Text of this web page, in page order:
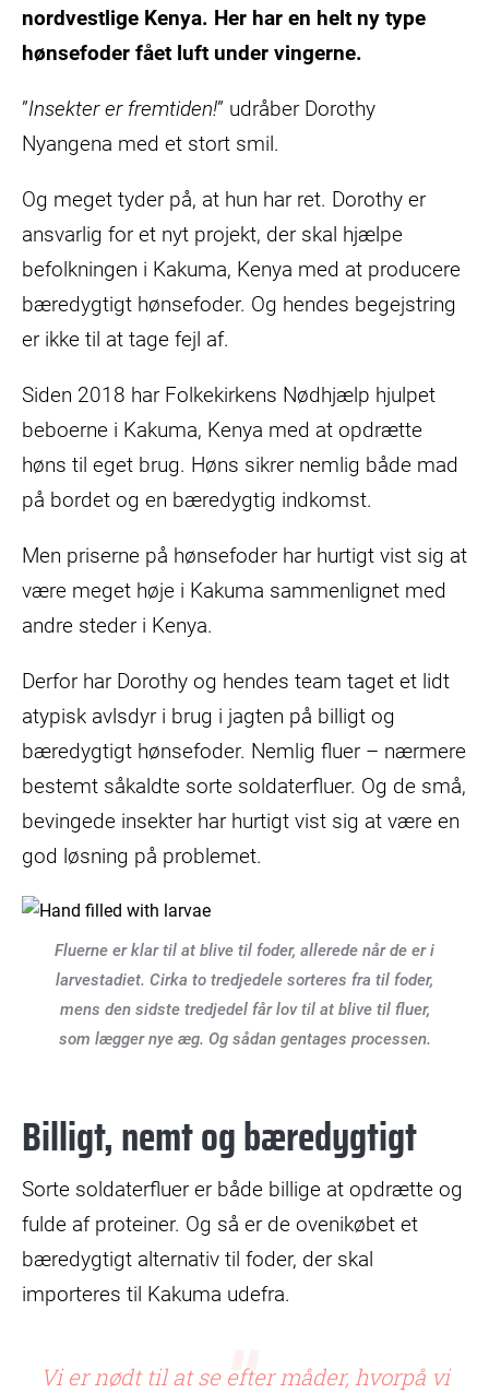
touching
larvae.
nordvestlige Kenya. Her har en helt ny type
hønsefoder fået luft under vingerne.
”Insekter er fremtiden!” udråber Dorothy
Nyangena med et stort smil.
Og meget tyder på, at hun har ret. Dorothy er
ansvarlig for et nyt projekt, der skal hjælpe
befolkningen i Kakuma, Kenya med at producere
bæredygtigt hønsefoder. Og hendes begejstring
er ikke til at tage fejl af.
Siden 2018 har Folkekirkens Nødhjælp hjulpet
beboerne i Kakuma, Kenya med at opdrætte
høns til eget brug. Høns sikrer nemlig både mad
på bordet og en bæredygtig indkomst.
Men priserne på hønsefoder har hurtigt vist sig at
være meget høje i Kakuma sammenlignet med
andre steder i Kenya.
Derfor har Dorothy og hendes team taget et lidt
atypisk avlsdyr i brug i jagten på billigt og
bæredygtigt hønsefoder. Nemlig fluer – nærmere
bestemt såkaldte sorte soldaterfluer. Og de små,
bevingede insekter har hurtigt vist sig at være en
god løsning på problemet.
Fluerne er klar til at blive til foder, allerede når de er i
larvestadiet. Cirka to tredjedele sorteres fra til foder,
mens den sidste tredjedel får lov til at blive til fluer,
som lægger nye æg. Og sådan gentages processen.
Billigt, nemt og bæredygtigt
Sorte soldaterfluer er både billige at opdrætte og
fulde af proteiner. Og så er de ovenikøbet et
bæredygtigt alternativ til foder, der skal
importeres til Kakuma udefra.
Vi er nødt til at se efter måder, hvorpå vi